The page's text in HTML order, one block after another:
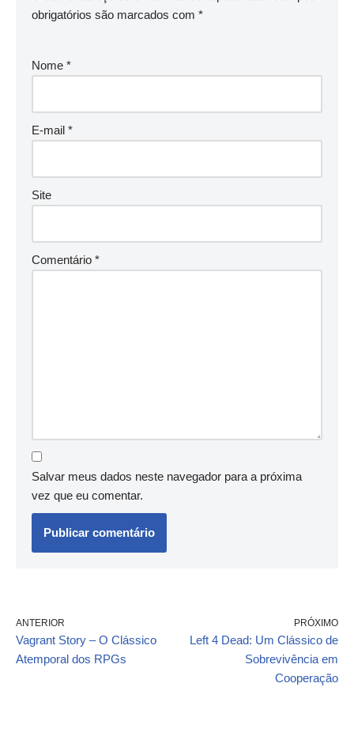
obrigatórios são marcados com *
Nome *
E-mail *
Site
Comentário *
Salvar meus dados neste navegador para a próxima
vez que eu comentar.
ANTERIOR
Vagrant Story – O Clássico
Atemporal dos RPGs
PRÓXIMO
Left 4 Dead: Um Clássico de
Sobrevivência em
Cooperação